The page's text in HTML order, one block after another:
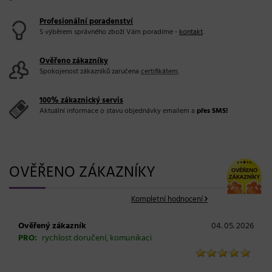
Profesionální poradenství
S výběrem správného zboží Vám poradíme -kontakt.
Ověřeno zákazníky
Spokojenost zákazníků zaručena certifikátem.
100% zákaznický servis
Aktuální informace o stavu objednávky emailem a přes SMS!
OVĚŘENO ZÁKAZNÍKY
Kompletní hodnocení
Ověřený zákazník
04. 05. 2026
PRO: rychlost doručení, komunikaci